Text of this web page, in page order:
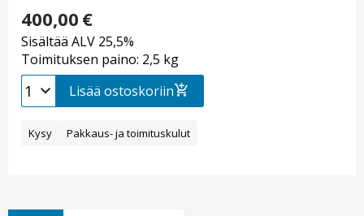
400,00 €
Sisältää ALV 25,5%
Toimituksen paino: 2,5 kg
Lisää ostoskoriin
Kysy Pakkaus- ja toimituskulut